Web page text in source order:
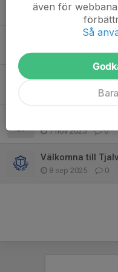
27 maj, 15:05 0
Tjalvespelen 6-7
3 maj, 19:14 0
Marskampen ny
0
7 nov 2025 0
Välkomna till
8 sep 2025 0
även för
Så